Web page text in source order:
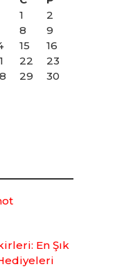
1
2
8
9
15
16
22
23
29
30
En Şık